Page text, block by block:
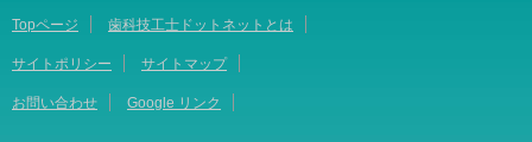
Topページ 歯科技工士ドットネットとは
サイトポリシー サイトマップ
お問い合わせ Google リンク